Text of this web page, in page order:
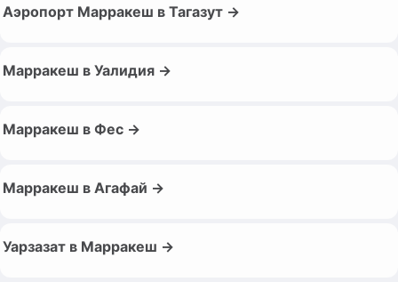
Аэропорт Марракеш в Тагазут →
Марракеш в Уалидия →
Марракеш в Фес →
Марракеш в Агафай →
Уарзазат в Марракеш →